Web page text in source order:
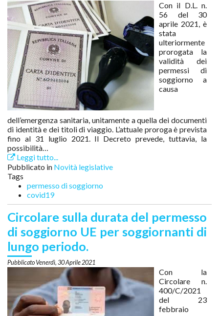
Con il D.L. n.
56 del 30
aprile 2021, è
stata
ulteriormente
prorogata la
validità dei
permessi di
soggiorno a
causa
dell’emergenza sanitaria, unitamente a quella dei documenti
di identità e dei titoli di viaggio. L’attuale proroga è prevista
fino al 31 luglio 2021. Il Decreto prevede, tuttavia, la
possibilità…
Leggi tutto...
Pubblicato in Novità legislative
Tags
permesso di soggiorno
covid19
Circolare sulla durata del permesso
di soggiorno UE per soggiornanti di
lungo periodo.
Venerdì, 30 Aprile 2021
Con la
Circolare n.
400/C/2021
del 23
febbraio